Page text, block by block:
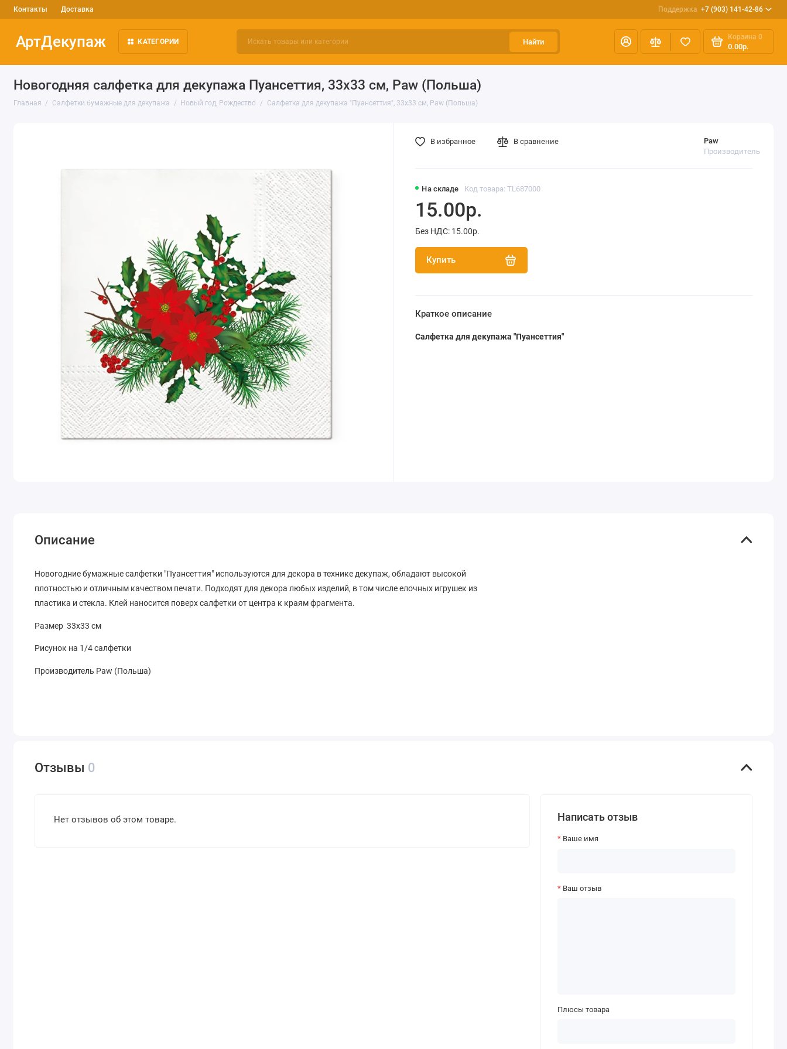
Контакты Доставка Поддержка +7 (903) 141-42-86
АртДекупаж КАТЕГОРИИ Найти
Корзина 0
0.00р.
Новогодняя салфетка для декупажа Пуансеттия, 33х33 см, Paw (Польша)
Главная Салфетки бумажные для декупажа Новый год, Рождество Салфетка для декупажа "Пуансеттия", 33х33 см, Paw (Польша)
На складе Код товара: TL687000
Paw
Производитель
15.00р.
Без НДС: 15.00р.
Купить
В избранное В сравнение
Краткое описание
Салфетка для декупажа "Пуансеттия"
Описание
Новогодние бумажные салфетки "Пуансеттия" используются для декора в технике декупаж, обладают высокой
плотностью и отличным качеством печати. Подходят для декора любых изделий, в том числе елочных игрушек из
пластика и стекла. Клей наносится поверх салфетки от центра к краям фрагмента.
Размер 33х33 см
Рисунок на 1/4 салфетки
Производитель Paw (Польша)
Отзывы 0
Нет отзывов об этом товаре. Написать отзыв
Ваше имя
Ваш отзыв
Плюсы товара